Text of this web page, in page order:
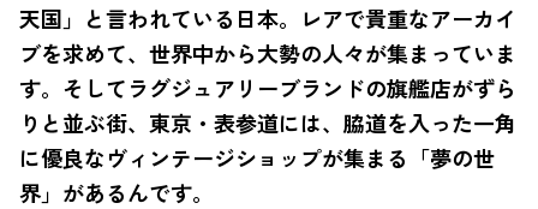
天国」と言われている日本。レアで貴重なアーカイ
ブを求めて、世界中から大勢の人々が集まっていま
す。そしてラグジュアリーブランドの旗艦店がずら
りと並ぶ街、東京・表参道には、脇道を入った一角
に優良なヴィンテージショップが集まる「夢の世
界」があるんです。